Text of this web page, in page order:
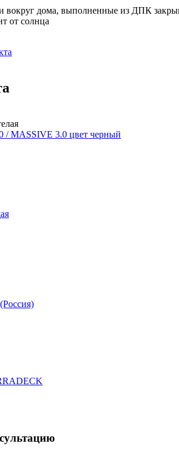
дома, выполненные из ДПК
от солнца
3.0 цвет черный